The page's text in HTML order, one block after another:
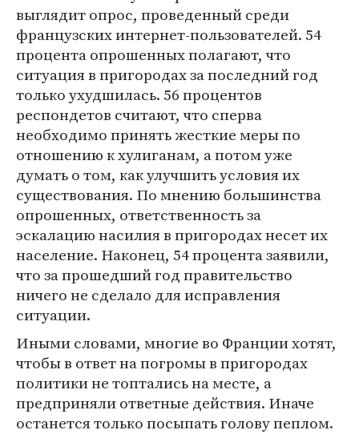
выглядит опрос, проведенный среди
французских интернет-пользователей. 54
процента опрошенных полагают, что
ситуация в пригородах за последний год
только ухудшилась. 56 процентов
респондетов считают, что сперва
необходимо принять жесткие меры по
отношению к хулиганам, а потом уже
думать о том, как улучшить условия их
существования. По мнению большинства
опрошенных, ответственность за
эскалацию насилия в пригородах несет их
население. Наконец, 54 процента заявили,
что за прошедший год правительство
ничего не сделало для исправления
ситуации.
Иными словами, многие во Франции хотят,
чтобы в ответ на погромы в пригородах
политики не топтались на месте, а
предприняли ответные действия. Иначе
останется только посыпать голову пеплом.